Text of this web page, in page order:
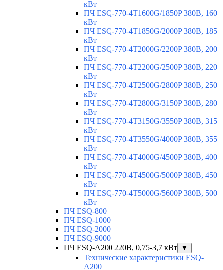
кВт
ПЧ ESQ-770-4T1600G/1850P 380В, 160
кВт
ПЧ ESQ-770-4T1850G/2000P 380В, 185
кВт
ПЧ ESQ-770-4T2000G/2200P 380В, 200
кВт
ПЧ ESQ-770-4T2200G/2500P 380В, 220
кВт
ПЧ ESQ-770-4T2500G/2800P 380В, 250
кВт
ПЧ ESQ-770-4T2800G/3150P 380В, 280
кВт
ПЧ ESQ-770-4T3150G/3550P 380В, 315
кВт
ПЧ ESQ-770-4T3550G/4000P 380В, 355
кВт
ПЧ ESQ-770-4T4000G/4500P 380В, 400
кВт
ПЧ ESQ-770-4T4500G/5000P 380В, 450
кВт
ПЧ ESQ-770-4T5000G/5600P 380В, 500
кВт
ПЧ ESQ-800
ПЧ ESQ-1000
ПЧ ESQ-2000
ПЧ ESQ-9000
ПЧ ESQ-A200 220В, 0,75-3,7 кВт
▼
Технические характеристики ESQ-
A200